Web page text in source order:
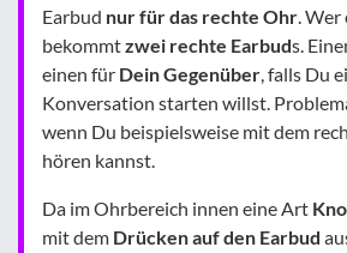
Earbud nur für das rechte Ohr. Wer
bekommtzwei rechte Earbuds.
einen für Dein Gegenüber, falls Du
Konversation starten willst.
wenn Du beispielsweise mit dem
hören kannst.
Da im Ohrbereich innen eine Art
mit dem Drücken auf den Earbud